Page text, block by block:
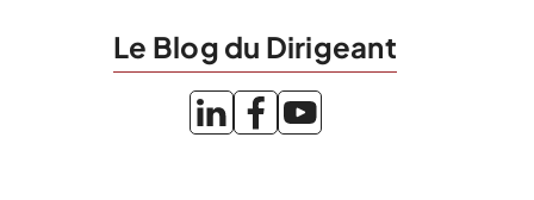
Le Blog du Dirigeant